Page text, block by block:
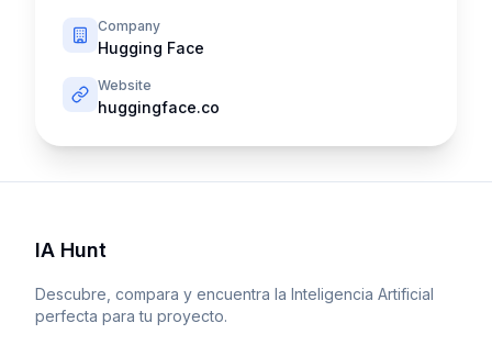
Company
Hugging Face
Website
huggingface.co
IA Hunt
Descubre, compara y encuentra la Inteligencia Artificial
perfecta para tu proyecto.